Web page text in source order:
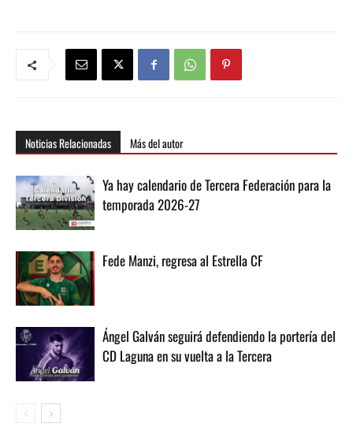
Noticias Relacionadas Más del autor
Ya hay calendario de Tercera Federación para la
temporada 2026-27
Fede Manzi, regresa al Estrella CF
Ángel Galván seguirá defendiendo la portería del
CD Laguna en su vuelta a la Tercera